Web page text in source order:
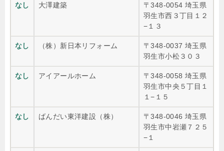
なし 大澤建築
〒348-0054 埼玉県
羽生市西３丁目１２
−１３
なし （株）新日本リフォーム
〒348-0037 埼玉県
羽生市小松３０３
なし アイアールホーム
〒348-0058 埼玉県
羽生市中央５丁目１
１−１５
なし ばんだい東洋建設（株）
〒348-0046 埼玉県
羽生市中岩瀬７２５
−１